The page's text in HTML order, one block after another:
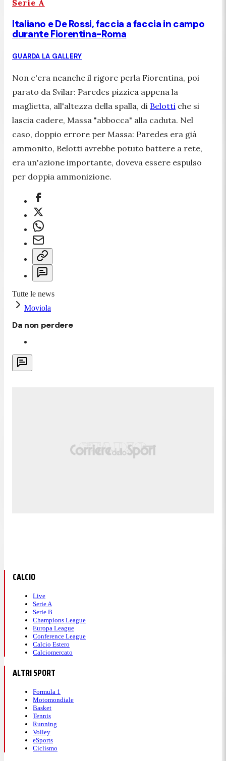
Serie A
Italiano e De Rossi, faccia a faccia in campo
durante Fiorentina-Roma
GUARDA LA GALLERY
Non c'era neanche il rigore perla Fiorentina, poi
parato da Svilar: Paredes pizzica appena la
maglietta, all'altezza della spalla, di Belotti che si
lascia cadere, Massa "abbocca" alla caduta. Nel
caso, doppio errore per Massa: Paredes era già
ammonito, Belotti avrebbe potuto battere a rete,
era un'azione importante, doveva essere espulso
per doppia ammonizione.
Tutte le news
Moviola
Da non perdere
CALCIO
Live
Serie A
Serie B
Champions League
Europa League
Conference League
Calcio Estero
Calciomercato
ALTRI SPORT
Formula 1
Motomondiale
Basket
Tennis
Running
Volley
eSports
Ciclismo